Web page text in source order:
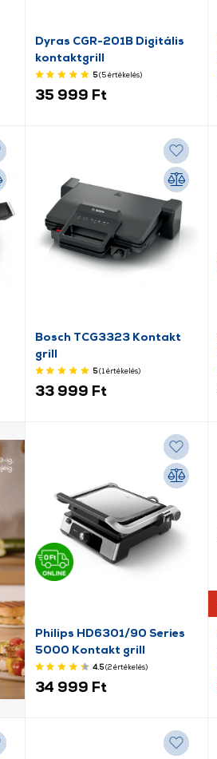
Dyras CGR-201B Digitális
kontaktgrill
5(5értékelés)
35 999 Ft
Bosch TCG3323 Kontakt
grill
5(1 értékelés)
33 999 Ft
Philips HD6301/90 Series
5000 Kontakt grill
4.5(2értékelés)
34 999 Ft